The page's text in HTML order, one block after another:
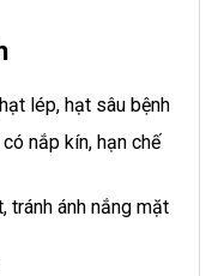
lép, hạt sâu bệnh
nắp kín, hạn chế
tránh ánh nắng mặt